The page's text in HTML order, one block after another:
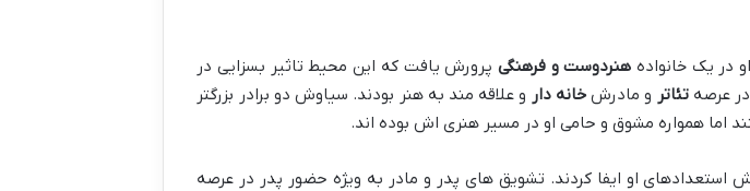
در یک خانواده هنردوست و فرهنگی پرورش یافت که این محیط تاثیر بسزایی در
در عرصهتئاتر و مادرشخانه دار و علاقه مند به هنر بودند. سیاوش دو برادر بزرگتر
اما همواره مشوق و حامی او در مسیر هنری اش بوده اند.
او ایفا کردند. تشویق های پدر و مادر به ویژه حضور پدر در عرصه